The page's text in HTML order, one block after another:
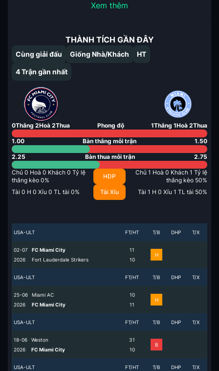
Xem thêm
THÀNH TÍCH GẦN ĐÂY
Cùng giải đấu Giống Nhà/Khách HT
4Trận gần nhất
0Thắng 2Hoà 2Thua Phong độ 1Thắng 1Hoà 2Thua
1.00 Bàn thắng mỗi trận 1.50
2.25 Bàn thua mỗi trận 2.75
Chủ 0 Hoà 0 Khách 0 Tỷ lệ
thắng kèo 0%
HDP
Chủ 1 Hoà 0 Khách 1 Tỷ lệ
thắng kèo 50%
Tài 0 H 0 Xỉu 0 TL tài 0% Tài Xỉu Tài 1 H 0 Xỉu 1 TL tài 50%
USA-ULT FT/HT T/B DHP T/X
02-07
2026
FC Miami City
Fort Lauderdale Strikers
1
1
1
0
H
USA-ULT FT/HT T/B DHP T/X
25-06
2026
Miami AC
FC Miami City
1
1
0
1
H
USA-ULT FT/HT T/B DHP T/X
18-06
2026
Weston
FC Miami City
3
1
1
0
B
USA-ULT FT/HT T/B DHP T/X